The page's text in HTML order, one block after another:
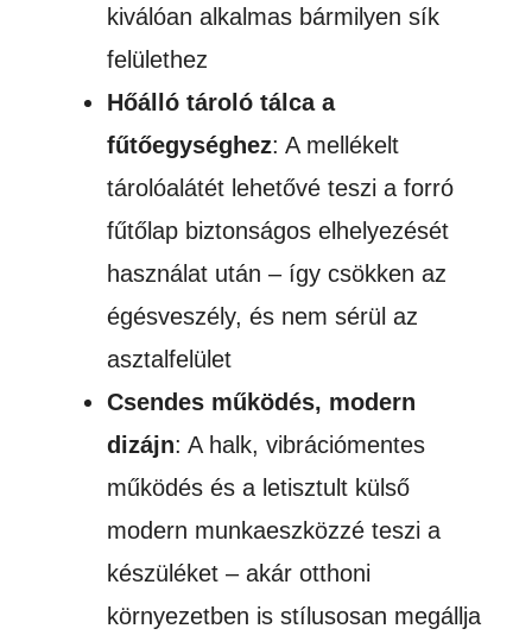
kiválóan alkalmas bármilyen sík
felülethez
Hőálló tároló tálca a
fűtőegységhez: A mellékelt
tárolóalátét lehetővé teszi a forró
fűtőlap biztonságos elhelyezését
használat után – így csökken az
égésveszély, és nem sérül az
asztalfelület
Csendes működés, modern
dizájn: A halk, vibrációmentes
működés és a letisztult külső
modern munkaeszközzé teszi a
készüléket – akár otthoni
környezetben is stílusosan megállja